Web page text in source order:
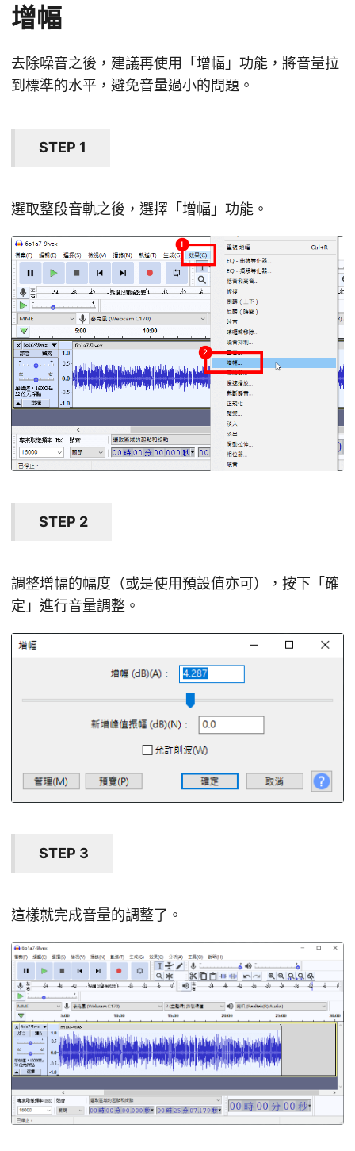
增幅
去除噪音之後，建議再使用「增幅」功能，將音量拉
到標準的水平，避免音量過小的問題。
STEP 1
選取整段音軌之後，選擇「增幅」功能。
STEP 2
調整增幅的幅度（或是使用預設值亦可），按下「確
定」進行音量調整。
STEP 3
這樣就完成音量的調整了。